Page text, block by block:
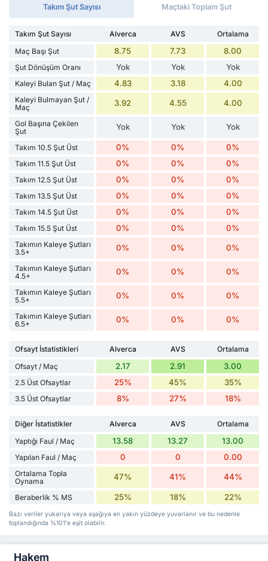
Takım Şut Sayısı Maçtaki Toplam Şut
Takım Şut Sayısı Alverca AVS
Ortalama
Maç Başı Şut
8.75 7.73 8.00
Şut Dönüşüm Oranı Yok Yok Yok
Kaleyi Bulan Şut / Maç 4.83 3.18 4.00
Kaleyi Bulmayan Şut /
Maç
3.92 4.55 4.00
Gol Başına Çekilen
Şut
Yok Yok Yok
Takım 10.5 Şut Üst 0% 0% 0%
Takım 11.5 Şut Üst 0% 0% 0%
Takım 12.5 Şut Üst 0% 0% 0%
Takım 13.5 Şut Üst 0% 0% 0%
Takım 14.5 Şut Üst 0% 0% 0%
Takım 15.5 Şut Üst 0% 0% 0%
Takımın Kaleye Şutları
3.5+
0% 0% 0%
Takımın Kaleye Şutları
4.5+
0% 0% 0%
Takımın Kaleye Şutları
5.5+
0% 0% 0%
Takımın Kaleye Şutları
6.5+
0% 0% 0%
Ofsayt İstatistikleri Alverca AVS
Ortalama
Ofsayt / Maç
2.17 2.91 3.00
2.5 Üst Ofsaytlar 25% 45% 35%
3.5 Üst Ofsaytlar 8% 27% 18%
Diğer İstatistikler Alverca AVS
Ortalama
Yaptığı Faul / Maç
13.58 13.27 13.00
Yapılan Faul / Maç 0 0 0.00
Ortalama Topla
Oynama
47% 41% 44%
Beraberlik % MS 25% 18% 22%
Bazı veriler yukarıya veya aşağıya en yakın yüzdeye yuvarlanır ve bu nedenle
toplandığında %101'e eşit olabilir.
Hakem